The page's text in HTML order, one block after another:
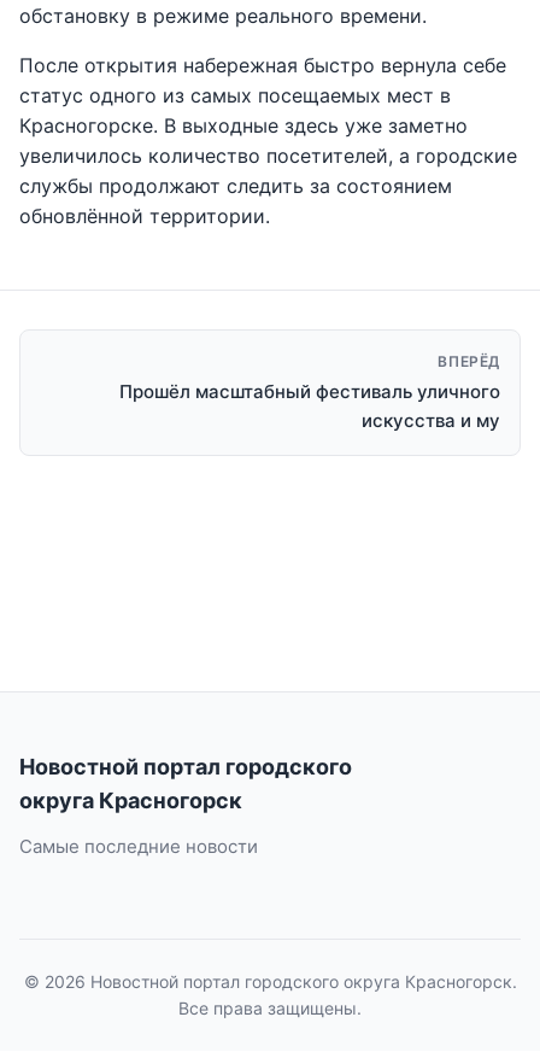
обстановку в режиме реального времени.
После открытия набережная быстро вернула себе
статус одного из самых посещаемых мест в
Красногорске. В выходные здесь уже заметно
увеличилось количество посетителей, а городские
службы продолжают следить за состоянием
обновлённой территории.
ВПЕРЁД
Прошёл масштабный фестиваль уличного
искусства и му
Новостной портал городского
округа Красногорск
Самые последние новости
© 2026 Новостной портал городского округа Красногорск.
Все права защищены.